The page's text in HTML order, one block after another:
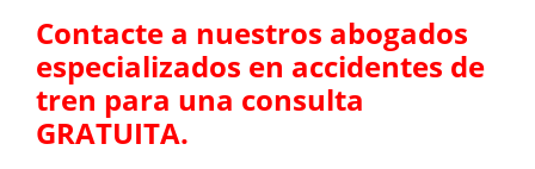
Contacte a nuestros abogados
especializados en accidentes de
tren para una consulta
GRATUITA.